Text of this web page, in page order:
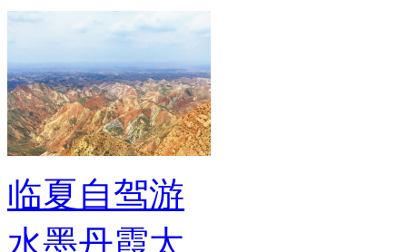
临夏自驾游
水墨丹霞太